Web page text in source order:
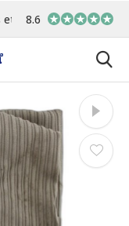
Fabriqué en interne
8.6